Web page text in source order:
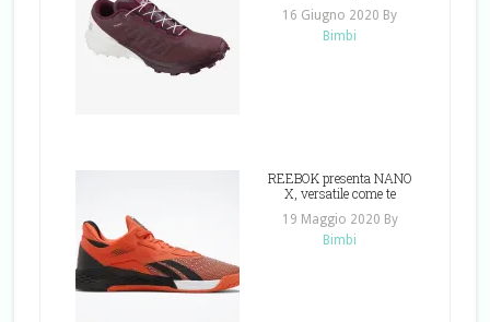
16 Giugno 2020 By
Bimbi
REEBOK presenta NANO
X, versatile come te
19 Maggio 2020 By
Bimbi